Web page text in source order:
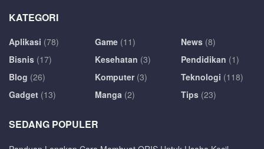
KATEGORI
Aplikasi (78)
Bisnis (17)
Blog (26)
Gadget (13)
Game (11)
Kesehatan (3)
Komputer(3)
Manga (2)
News (8)
Pendidikan (1)
Teknologi (118)
Tips (23)
SEDANG POPULER